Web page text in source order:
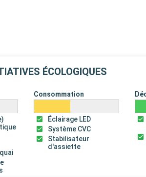
ÉCOLOGIQUES
Consommation
Éclairage LED
Système CVC
Stabilisateur
d'assiette